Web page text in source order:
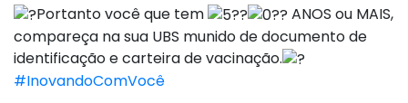
Portanto você que tem
ANOS ou MAIS,
compareça na sua UBS munido de documento de
identificação e carteira de vacinação.
#InovandoComVocê